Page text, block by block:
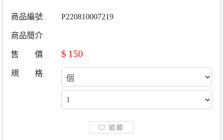
商品編號 P220810007219
商品簡介
售 價 $ 150
規 格